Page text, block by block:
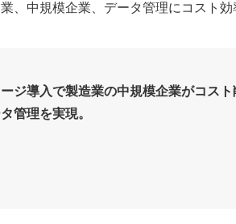
、中規模企業、データ管理にコスト
ジ導入で製造業の中規模企業がコスト
管理を実現。